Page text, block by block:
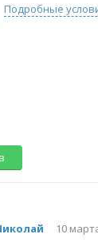
Подробные
10